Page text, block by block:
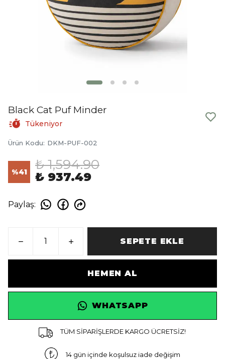
Black Cat Puf Minder
Tükeniyor
Ürün Kodu: DKM-PUF-002
%41 ₺ 1,594.90
₺ 937.49
Paylaş:
SEPETE EKLE
HEMEN AL
WHATSAPP
TÜM SİPARİŞLERDE KARGO ÜCRETSİZ!
14 gün içinde koşulsuz iade değişim